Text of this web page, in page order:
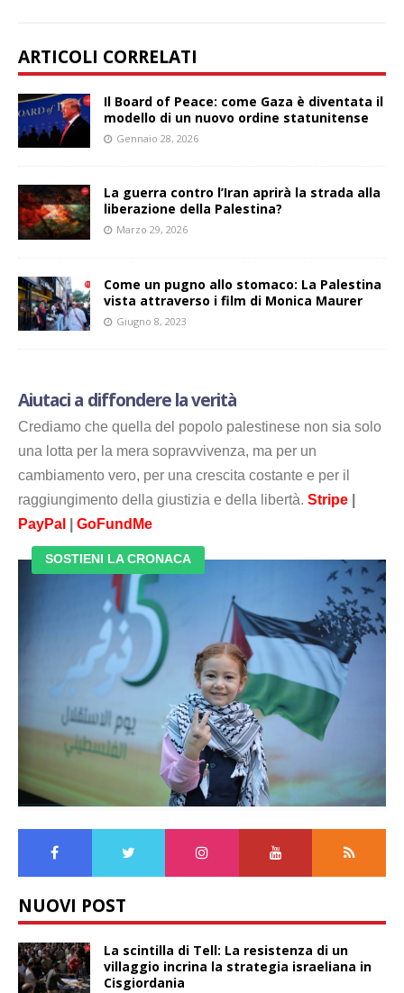
ARTICOLI CORRELATI
Il Board of Peace: come Gaza è diventata il
modello di un nuovo ordine statunitense
Gennaio 28, 2026
La guerra contro l’Iran aprirà la strada alla
liberazione della Palestina?
Marzo 29, 2026
Come un pugno allo stomaco: La Palestina
vista attraverso i film di Monica Maurer
Giugno 8, 2023
Aiutaci a diffondere la verità
Crediamo che quella del popolo palestinese non sia solo
una lotta per la mera sopravvivenza, ma per un
cambiamento vero, per una crescita costante e per il
raggiungimento della giustizia e della libertà. Stripe
PayPal
GoFundMe
SOSTIENI LA CRONACA
NUOVI POST
La scintilla di Tell: La resistenza di un
villaggio incrina la strategia israeliana in
Cisgiordania